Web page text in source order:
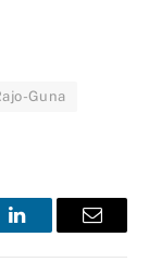
Guna
LinkedInEmail